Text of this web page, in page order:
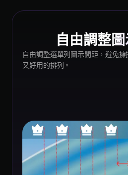
自由調整
自由調整選單列圖示間距，避免
又好用的排列。